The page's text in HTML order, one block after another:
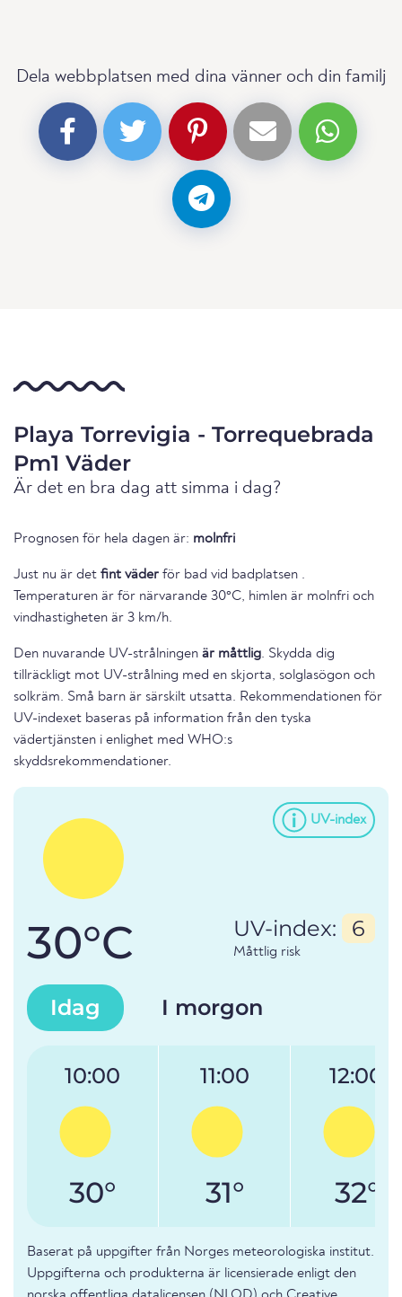
Dela webbplatsen med dina vänner och din familj
Playa Torrevigia - Torrequebrada
Pm1 Väder
Är det en bra dag att simma i dag?
Prognosen för hela dagen är: molnfri
Just nu är det fint väder för bad vid badplatsen .
Temperaturen är för närvarande 30°C, himlen är molnfri och
vindhastigheten är 3 km/h.
Den nuvarande UV-strålningen är måttlig. Skydda dig
tillräckligt mot UV-strålning med en skjorta, solglasögon och
solkräm. Små barn är särskilt utsatta. Rekommendationen för
UV-indexet baseras på information från den tyska
vädertjänsten i enlighet med WHO:s
skyddsrekommendationer.
UV-index
30°C UV-index: 6
Måttlig risk
Idag I morgon
10:00
30°
11:00
31°
12:00
32°
Baserat på uppgifter från Norges meteorologiska institut.
Uppgifterna och produkterna är licensierade enligt den